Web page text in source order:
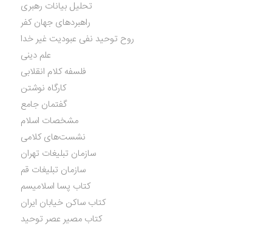
تحلیل بیانات رهبری
راهبردهای جهان کفر
روح توحید نفی عبودیت غیر خدا
علم دینی
فلسفه کلام انقلابی
کارگاه نوشتن
گفتمان جامع
مشخصات اسلام
نشست‌های کلامی
سازمان تبلیغات تهران
سازمان تبلیغات قم
کتاب پسا اسلامیسم
کتاب ساکن خیابان ایران
کتاب مصیر عصر توحید